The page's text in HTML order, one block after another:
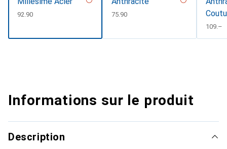
CHF
92.90 CHF
75.90
CHF
109.–
Informations sur le produit
Description